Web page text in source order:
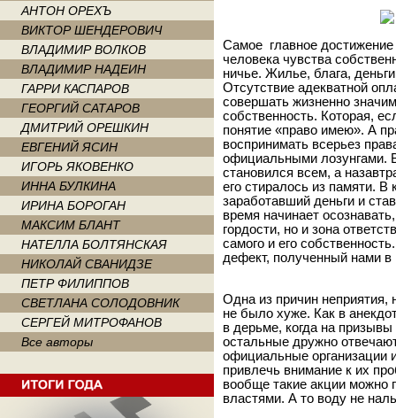
АНТОН ОРЕХЪ
ВИКТОР ШЕНДЕРОВИЧ
ВЛАДИМИР ВОЛКОВ
ВЛАДИМИР НАДЕИН
ГАРРИ КАСПАРОВ
ГЕОРГИЙ САТАРОВ
ДМИТРИЙ ОРЕШКИН
ЕВГЕНИЙ ЯСИН
ИГОРЬ ЯКОВЕНКО
ИННА БУЛКИНА
ИРИНА БОРОГАН
МАКСИМ БЛАНТ
НАТЕЛЛА БОЛТЯНСКАЯ
НИКОЛАЙ СВАНИДЗЕ
ПЕТР ФИЛИППОВ
СВЕТЛАНА СОЛОДОВНИК
СЕРГЕЙ МИТРОФАНОВ
Все авторы
Самое главное
человека чувства
ничье. Жилье, блага,
Отсутствие адекватной
совершать жизненно
собственность. Которая,
понятие «право имею». А
воспринимать всерьез
официальными лозунгами.
становился всем, а
его стиралось из памяти. В
заработавший деньги и
время начинает
гордости, но и зона
самого и его
дефект, полученный нами в
Одна из причин
не было хуже. Как в
в дерьме, когда на
остальные дружно
официальные организации
привлечь внимание к их
вообще такие акции можно
властями. А то воду не